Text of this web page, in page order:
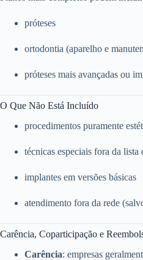
próteses
ortodontia (aparelho e
próteses mais avançadas ou
O Que Não Está Incluído
procedimentos puramente
técnicas especiais fora da lista
implantes em versões básicas
atendimento fora da rede
Carência, Coparticipação e
Carência: empresas